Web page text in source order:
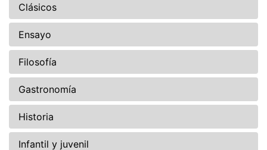
Clásicos
Ensayo
Filosofía
Gastronomía
Historia
Infantil y juvenil